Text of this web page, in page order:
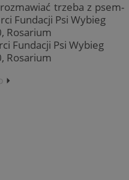
trzeba z psem-
Fundacji Psi Wybieg
Rosarium
Fundacji Psi Wybieg
Rosarium
⏵︎